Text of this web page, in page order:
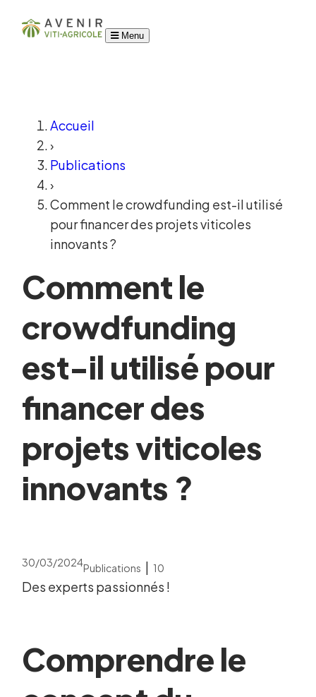
Menu
Accueil
›
Publications
›
Comment le crowdfunding est-il utilisé
pour financer des projets viticoles
innovants ?
Comment le
crowdfunding
est-il utilisé pour
financer des
projets viticoles
innovants ?
30/03/2024Publications | 10
Des experts passionnés !
Comprendre le